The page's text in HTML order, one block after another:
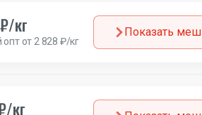
кг
опт от 2 828 ₽/кг
Показать
кг